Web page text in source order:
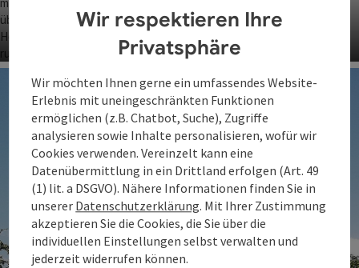
Altes Forsthaus
Wir respektieren Ihre
Privatsphäre
Wir möchten Ihnen gerne ein umfassendes Website-
Erlebnis mit uneingeschränkten Funktionen
ermöglichen (z.B. Chatbot, Suche), Zugriffe
analysieren sowie Inhalte personalisieren, wofür wir
Cookies verwenden. Vereinzelt kann eine
Datenübermittlung in ein Drittland erfolgen (Art. 49
(1) lit. a DSGVO). Nähere Informationen finden Sie in
unserer Datenschutzerklärung. Mit Ihrer Zustimmung
akzeptieren Sie die Cookies, die Sie über die
individuellen Einstellungen selbst verwalten und
jederzeit widerrufen können.